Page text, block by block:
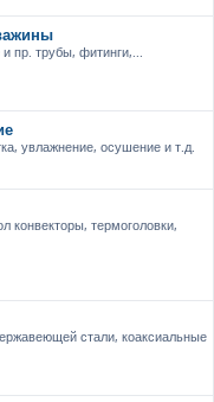
пр. трубы, фитинги,...
увлажнение, осушение и т.д.
конвекторы, термоголовки,
стали, коаксиальные